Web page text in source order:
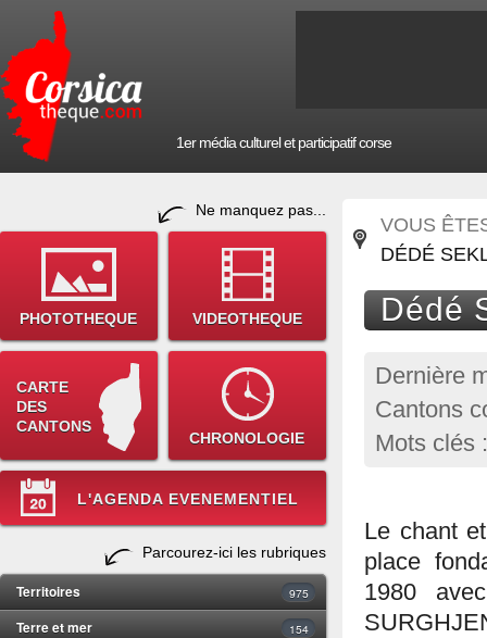
1er média culturel et participatif corse
Ne manquez pas...
PHOTOTHEQUE VIDEOTHEQUE
CARTE
DES
CANTONS
CHRONOLOGIE
L'AGENDA EVENEMENTIEL
Parcourez-ici les rubriques
Territoires 975
Terre et mer 154
VOUS
DÉDÉ
Dédé
Dernière
Cantons
Mots clés
Le chant
place
1980